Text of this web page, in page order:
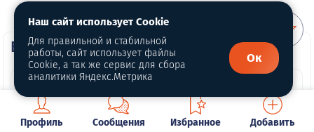
ВИП автомобили
Профиль Сообщения Избранное Добавить
Наш сайт использует Cookie
Для правильной и стабильной
работы, сайт использует файлы
Cookie, а так же сервис для сбора
аналитики Яндекс.Метрика
Ок